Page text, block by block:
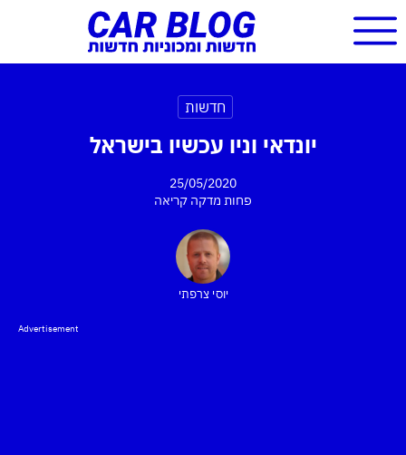
חדשות
יונדאי וניו עכשיו בישראל
25/05/2020
פחות מדקה קריאה
יוסי צרפתי
Advertisement